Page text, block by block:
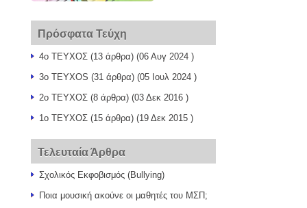
Πρόσφατα Τεύχη
4ο ΤΕΥΧΟΣ (13 άρθρα) (06 Αυγ 2024 )
3o TEYXOS (31 άρθρα) (05 Ιουλ 2024 )
2ο ΤΕΥΧΟΣ (8 άρθρα) (03 Δεκ 2016 )
1o TEYXOΣ (15 άρθρα) (19 Δεκ 2015 )
Τελευταία Άρθρα
Σχολικός Εκφοβισμός (Bullying)
Ποια μουσική ακούνε οι μαθητές του ΜΣΠ;